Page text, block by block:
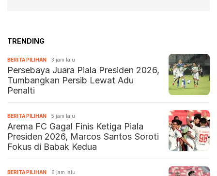
TRENDING
BERITA PILIHAN 3 jam lalu
Persebaya Juara Piala Presiden 2026,
Tumbangkan Persib Lewat Adu
Penalti
BERITA PILIHAN 5 jam lalu
Arema FC Gagal Finis Ketiga Piala
Presiden 2026, Marcos Santos Soroti
Fokus di Babak Kedua
BERITA PILIHAN 6 jam lalu